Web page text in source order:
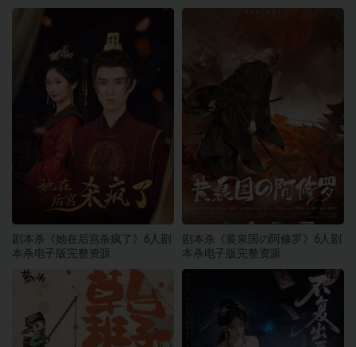
剧本杀《她在后宫杀疯了》6人剧
本杀电子版完整资源
剧本杀《黄泉国の阿修罗》6人剧
本杀电子版完整资源